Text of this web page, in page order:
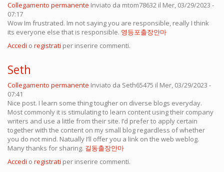
Collegamento permanente Inviato da mtom78632 il Mer, 03/29/2023 -
07:17
Wow Im frustrated. Im not saying you are responsible, really I think
its everyone else that is responsible. 영등포출장안마
Accedi o registrati per inserire commenti.
Seth
Collegamento permanente Inviato da Seth65475 il Mer, 03/29/2023 -
07:41
Nice post. I learn some thing tougher on diverse blogs everyday.
Most commonly it is stimulating to learn content using their company
writers and use a little from their site. I’d prefer to apply certain
together with the content on my small blog regardless of whether
you do not mind. Natually I’ll offer you a link on the web weblog.
Many thanks for sharing. 길동출장안마
Accedi o registrati per inserire commenti.